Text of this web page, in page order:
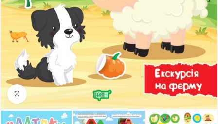
Клацніть, щоб збільшити